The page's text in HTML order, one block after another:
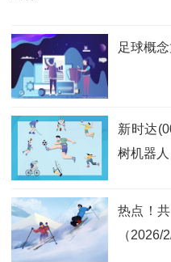
足球概
新时达
树机器
热点！
（2026/